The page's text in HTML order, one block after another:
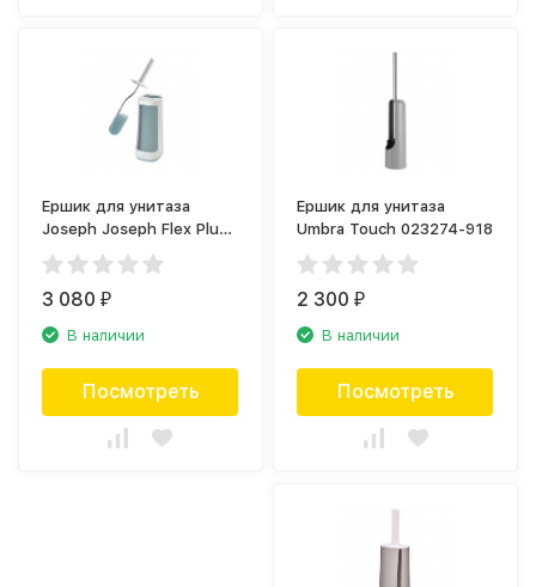
Ершик для унитаза
Joseph Joseph Flex Plus
70507
3 080₽
В наличии
Посмотреть
Ершик для унитаза
Umbra Touch 023274-918
2 300₽
В наличии
Посмотреть